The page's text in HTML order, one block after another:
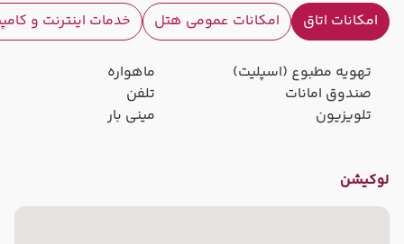
امکانات اتاق
امکانات عمومی هتل خدمات اینترنت و
تهویه مطبوع (اسپلیت)
صندوق امانات
تلویزیون
ماهواره
تلفن
مینی بار
لوکیشن